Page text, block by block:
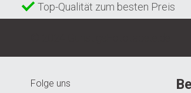
Top-Qualität zum besten Preis
Folge uns